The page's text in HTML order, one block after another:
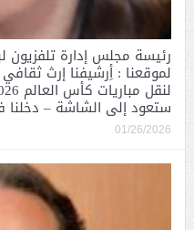
رئيسة مجلس إدارة تلفزيون
لموقعنا : أِرشيفنا إرث
ستعود إلى الشاشة –
01/26/2026